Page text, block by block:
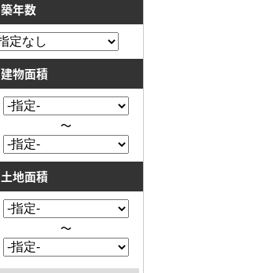
築年数
建物面積
～
土地面積
～